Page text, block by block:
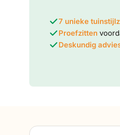
7 unieke
Proefzitten
Deskundig